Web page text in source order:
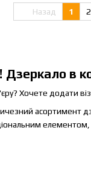
Дзеркало в
Хочете додати
асортимент
Назад 1 2